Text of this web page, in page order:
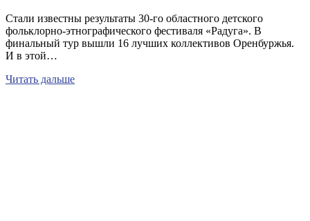
Стали известны результаты 30-го областного детского
фольклорно-этнографического фестиваля «Радуга». В
финальный тур вышли 16 лучших коллективов Оренбуржья.
И в этой…
Читать дальше